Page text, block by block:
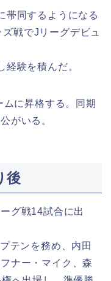
帯同するようになる
戦でJリーグデビュ
験を積んだ。
に昇格する。同期
がいる。
後
グ戦14試合に出
テンを務め、内田
ナー・マイク、森